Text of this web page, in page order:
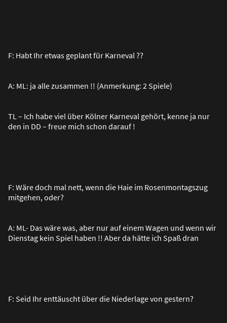
F: Habt Ihr etwas geplant für Karneval ??
A: ML: ja alle zusammen !! (Anmerkung: 2 Spiele)
TL – Ich habe viel über Kölner Karneval gehört, kenne ja nur
den in DD – freue mich schon darauf !
F: Wäre doch mal nett, wenn die Haie im Rosenmontagszug
mitgehen, oder?
A: ML- Das wäre was, aber nur auf einem Wagen und wenn wir
Dienstag kein Spiel haben !! Aber da hätte ich Spaßdran
F: Seid Ihr enttäuscht über die Niederlage von gestern?